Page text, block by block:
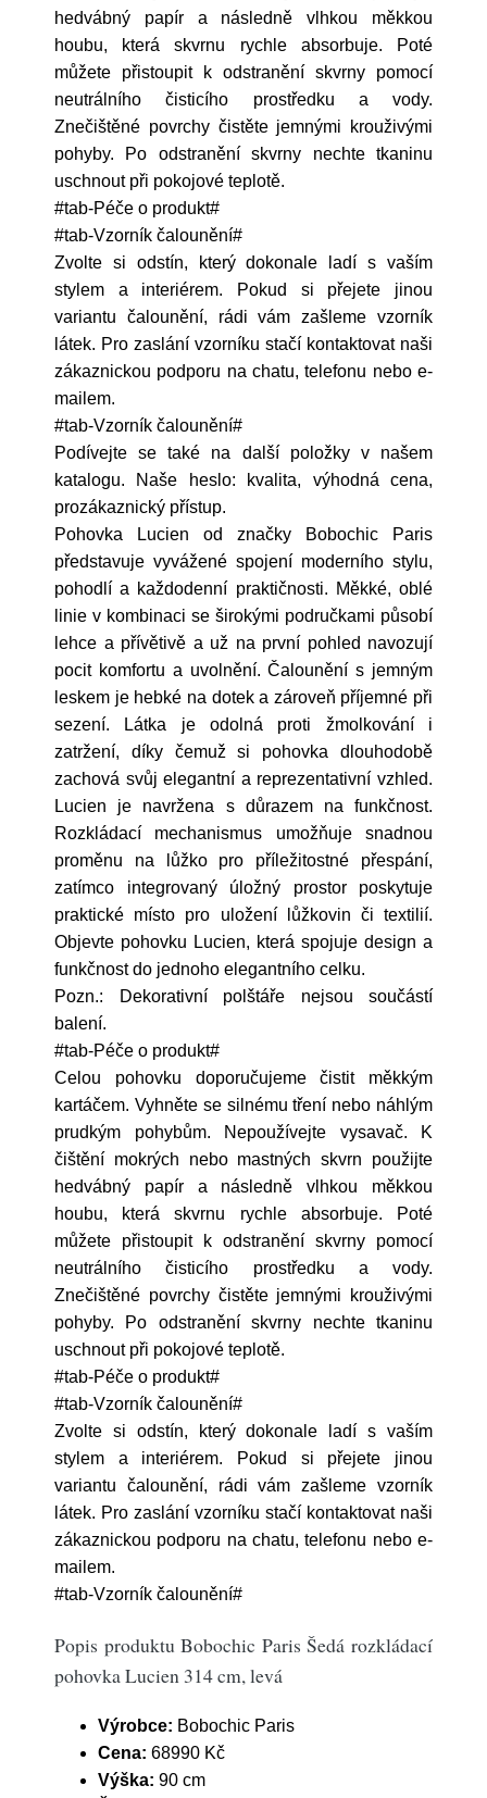
hedvábný papír a následně vlhkou měkkou
houbu, která skvrnu rychle absorbuje. Poté
můžete přistoupit k odstranění skvrny pomocí
neutrálního čisticího prostředku a vody.
Znečištěné povrchy čistěte jemnými krouživými
pohyby. Po odstranění skvrny nechte tkaninu
uschnout při pokojové teplotě.
#tab-Péče o produkt#
#tab-Vzorník čalounění#
Zvolte si odstín, který dokonale ladí s vaším
stylem a interiérem. Pokud si přejete jinou
variantu čalounění, rádi vám zašleme vzorník
látek. Pro zaslání vzorníku stačí kontaktovat naši
zákaznickou podporu na chatu, telefonu nebo e-
mailem.
#tab-Vzorník čalounění#
Podívejte se také na další položky v našem
katalogu. Naše heslo: kvalita, výhodná cena,
prozákaznický přístup.
Pohovka Lucien od značky Bobochic Paris
představuje vyvážené spojení moderního stylu,
pohodlí a každodenní praktičnosti. Měkké, oblé
linie v kombinaci se širokými područkami působí
lehce a přívětivě a už na první pohled navozují
pocit komfortu a uvolnění. Čalounění s jemným
leskem je hebké na dotek a zároveň příjemné při
sezení. Látka je odolná proti žmolkování i
zatržení, díky čemuž si pohovka dlouhodobě
zachová svůj elegantní a reprezentativní vzhled.
Lucien je navržena s důrazem na funkčnost.
Rozkládací mechanismus umožňuje snadnou
proměnu na lůžko pro příležitostné přespání,
zatímco integrovaný úložný prostor poskytuje
praktické místo pro uložení lůžkovin či textilií.
Objevte pohovku Lucien, která spojuje design a
funkčnost do jednoho elegantního celku.
Pozn.: Dekorativní polštáře nejsou součástí
balení.
#tab-Péče o produkt#
Celou pohovku doporučujeme čistit měkkým
kartáčem. Vyhněte se silnému tření nebo náhlým
prudkým pohybům. Nepoužívejte vysavač. K
čištění mokrých nebo mastných skvrn použijte
hedvábný papír a následně vlhkou měkkou
houbu, která skvrnu rychle absorbuje. Poté
můžete přistoupit k odstranění skvrny pomocí
neutrálního čisticího prostředku a vody.
Znečištěné povrchy čistěte jemnými krouživými
pohyby. Po odstranění skvrny nechte tkaninu
uschnout při pokojové teplotě.
#tab-Péče o produkt#
#tab-Vzorník čalounění#
Zvolte si odstín, který dokonale ladí s vaším
stylem a interiérem. Pokud si přejete jinou
variantu čalounění, rádi vám zašleme vzorník
látek. Pro zaslání vzorníku stačí kontaktovat naši
zákaznickou podporu na chatu, telefonu nebo e-
mailem.
#tab-Vzorník čalounění#
Popis produktu Bobochic Paris Šedá rozkládací
pohovka Lucien 314 cm, levá
Výrobce: Bobochic Paris
Cena: 68990 Kč
Výška: 90 cm